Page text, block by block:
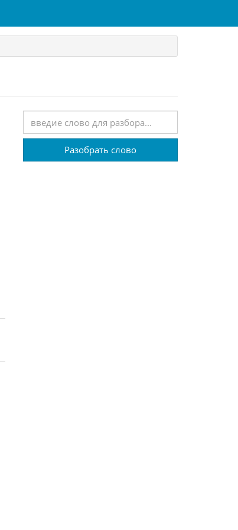
Разобрать слово